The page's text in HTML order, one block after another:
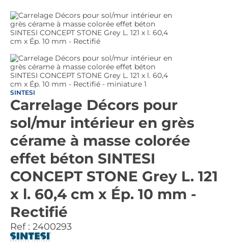
SINTESI
Carrelage Décors pour
sol/mur intérieur en grès
cérame à masse colorée
effet béton SINTESI
CONCEPT STONE Grey L. 121
x l. 60,4 cm x Ép. 10 mm -
Rectifié
Ref : 2400293